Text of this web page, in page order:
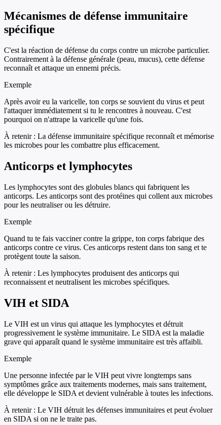
Mécanismes de défense immunitaire
spécifique
C'est la réaction de défense du corps contre un microbe particulier.
Contrairement à la défense générale (peau, mucus), cette défense
reconnaît et attaque un ennemi précis.
Exemple
Après avoir eu la varicelle, ton corps se souvient du virus et peut
l'attaquer immédiatement si tu le rencontres à nouveau. C'est
pourquoi on n'attrape la varicelle qu'une fois.
À retenir : La défense immunitaire spécifique reconnaît et mémorise
les microbes pour les combattre plus efficacement.
Anticorps et lymphocytes
Les lymphocytes sont des globules blancs qui fabriquent les
anticorps. Les anticorps sont des protéines qui collent aux microbes
pour les neutraliser ou les détruire.
Exemple
Quand tu te fais vacciner contre la grippe, ton corps fabrique des
anticorps contre ce virus. Ces anticorps restent dans ton sang et te
protègent toute la saison.
À retenir : Les lymphocytes produisent des anticorps qui
reconnaissent et neutralisent les microbes spécifiques.
VIH et SIDA
Le VIH est un virus qui attaque les lymphocytes et détruit
progressivement le système immunitaire. Le SIDA est la maladie
grave qui apparaît quand le système immunitaire est très affaibli.
Exemple
Une personne infectée par le VIH peut vivre longtemps sans
symptômes grâce aux traitements modernes, mais sans traitement,
elle développe le SIDA et devient vulnérable à toutes les infections.
À retenir : Le VIH détruit les défenses immunitaires et peut évoluer
en SIDA si on ne le traite pas.